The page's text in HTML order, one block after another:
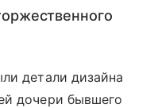
детали дизайна
дочери бывшего